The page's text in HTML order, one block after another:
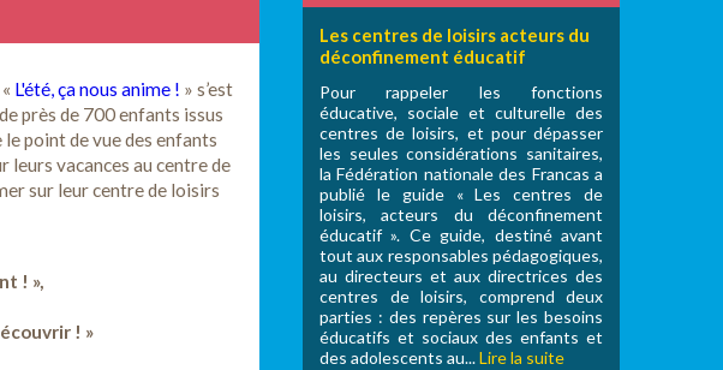
L'été, ça nous anime ! » s’est
près de 700 enfants issus
point de vue des enfants
leurs vacances au centre de
sur leur centre de loisirs
! »,
! »
Les centres de loisirs acteurs du
déconfinement éducatif
Pour rappeler les fonctions
éducative, sociale et culturelle des
centres de loisirs, et pour dépasser
les seules considérations sanitaires,
la Fédération nationale des Francas a
publié le guide « Les centres de
loisirs, acteurs du déconfinement
éducatif ». Ce guide, destiné avant
tout aux responsables pédagogiques,
au directeurs et aux directrices des
centres de loisirs, comprend deux
parties : des repères sur les besoins
éducatifs et sociaux des enfants et
des adolescents au...Lire la suite